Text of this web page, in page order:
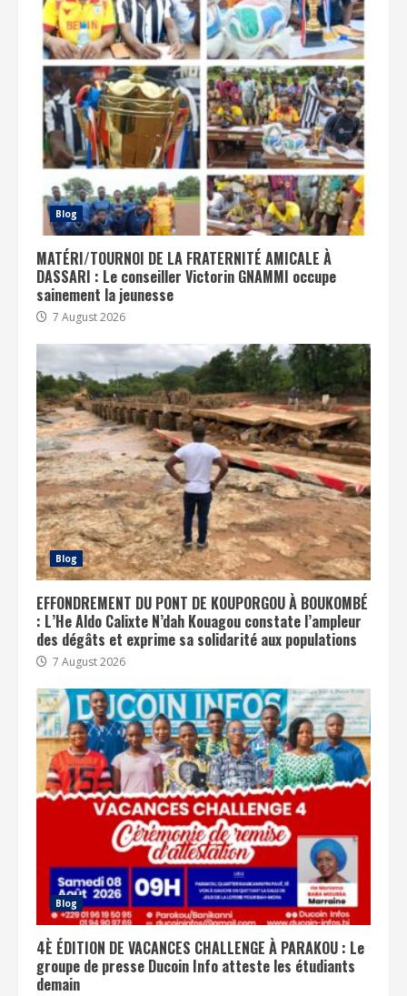
Blog
MATÉRI/TOURNOI DE LA FRATERNITÉ AMICALE À
DASSARI : Le conseiller Victorin GNAMMI occupe
sainement la jeunesse
7 August 2026
Blog
EFFONDREMENT DU PONT DE KOUPORGOU À BOUKOMBÉ
: L’He Aldo Calixte N’dah Kouagou constate l’ampleur
des dégâts et exprime sa solidarité aux populations
7 August 2026
Blog
4È ÉDITION DE VACANCES CHALLENGE À PARAKOU : Le
groupe de presse Ducoin Info atteste les étudiants
demain